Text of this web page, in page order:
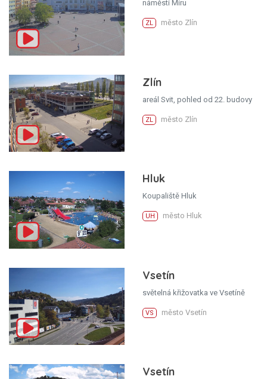
náměstí Míru
ZL město Zlín
Zlín
areál Svit, pohled od 22. budovy
ZL město Zlín
Hluk
Koupaliště Hluk
UH město Hluk
Vsetín
světelná křižovatka ve Vsetíně
VS město Vsetín
Vsetín